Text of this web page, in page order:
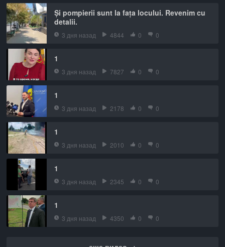
Și pompierii sunt la fața locului. Revenim cu
detalii.
3 дня назад 4844 0 0
1
3 дня назад 7827 0 0
1
3 дня назад 2178 0 0
1
3 дня назад 2010 0 0
1
3 дня назад 2345 0 0
1
3 дня назад 4350 0 0